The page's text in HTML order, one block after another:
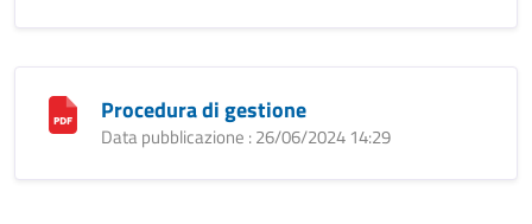
Procedura di gestione
Data pubblicazione : 26/06/2024 14:29